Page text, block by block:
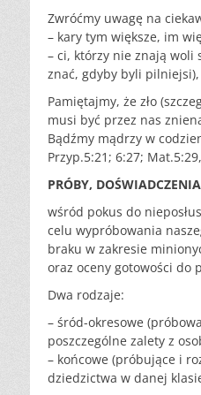
Zwróćmy uwagę na
– kary tym większe, im
– ci, którzy nie znają woli
znać, gdyby byli
Pamiętajmy, że zło
musi być przez nas
Bądźmy mądrzy w
Przyp.5:21; 6:27;
PRÓBY, DOŚWIADCZENIA
wśród pokus do
celu wypróbowania
braku w zakresie
oraz oceny gotowości do
Dwa rodzaje:
– śród-okresowe
poszczególne zalety z
– końcowe (próbujące i
dziedzictwa w danej